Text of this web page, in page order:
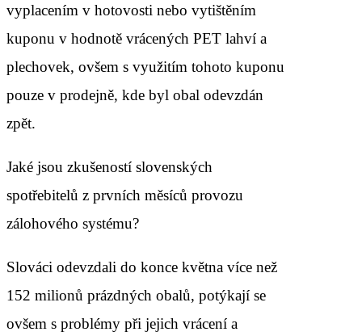
vyplacením v hotovosti nebo vytištěním
kuponu v hodnotě vrácených PET lahví a
plechovek, ovšem s využitím tohoto kuponu
pouze v prodejně, kde byl obal odevzdán
zpět.
Jaké jsou zkušeností slovenských
spotřebitelů z prvních měsíců provozu
zálohového systému?
Slováci odevzdali do konce května více než
152 milionů prázdných obalů, potýkají se
ovšem s problémy při jejich vrácení a